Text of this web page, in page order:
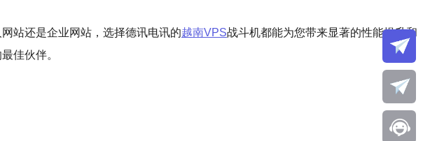
站还是企业网站，选择德讯电讯的越南VPS战斗机都能为您带来显著的性能提升和
佳伙伴。